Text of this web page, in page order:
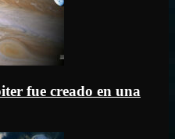
fue creado en una